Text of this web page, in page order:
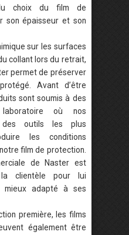
choix du film de
son épaisseur et son
sur les surfaces
collant lors du retrait,
permet de préserver
Avant d’être
sont soumis à des
où nos
des outils les plus
les conditions
film de protection.
de Naster est
clientèle pour lui
mieux adapté à ses
première, les films
également être